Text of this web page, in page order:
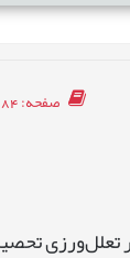
صفحه: 684 - 692